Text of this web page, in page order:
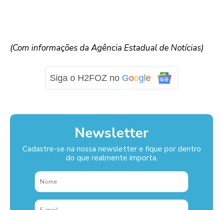
(Com informações da Agência Estadual de Notícias)
Siga o H2FOZ no Google
Newsletter
Cadastre-se na nossa newsletter e fique por dentro
do que realmente importa.